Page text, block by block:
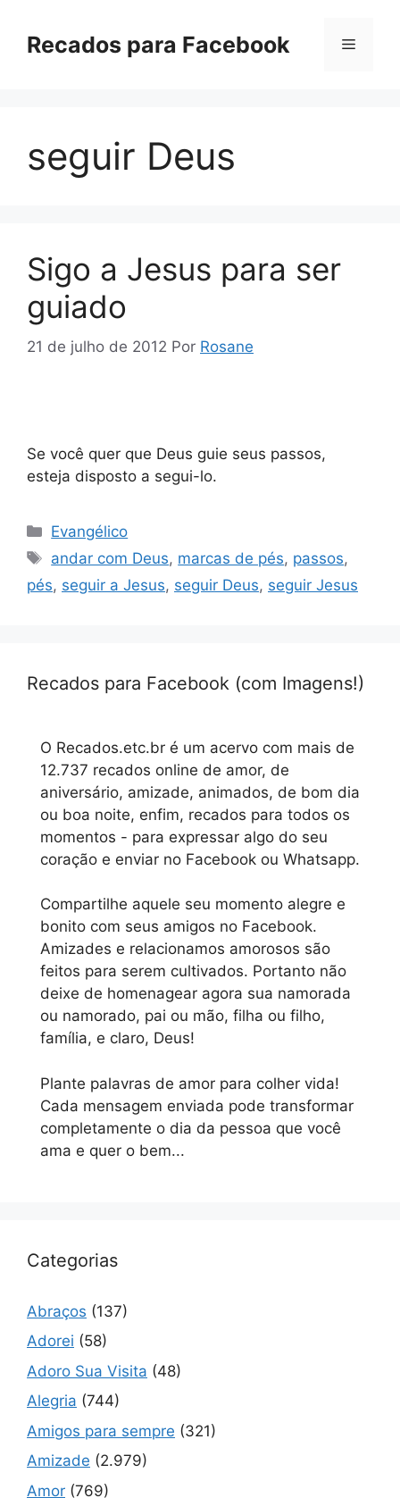
paraRecados para Facebook Menu
seguir Deus
Sigo a Jesus para ser
guiado
21 de julho de 2012 Por Rosane
Se você quer que Deus guie seus passos,
esteja disposto a segui-lo.
Categorias
Evangélico
Tags
andar com Deus, marcas de pés, passos,
pés, seguir a Jesus, seguir Deus, seguir Jesus
Recados para Facebook (com Imagens!)
O Recados.etc.br é um acervo com mais de
12.737 recados online de amor, de
aniversário, amizade, animados, de bom dia
ou boa noite, enfim, recados para todos os
momentos - para expressar algo do seu
coração e enviar no Facebook ou Whatsapp.
Compartilhe aquele seu momento alegre e
bonito com seus amigos no Facebook.
Amizades e relacionamos amorosos são
feitos para serem cultivados. Portanto não
deixe de homenagear agora sua namorada
ou namorado, pai ou mão, filha ou filho,
família, e claro, Deus!
Plante palavras de amor para colher vida!
Cada mensagem enviada pode transformar
completamente o dia da pessoa que você
ama e quer o bem...
Categorias
Abraços (137)
Adorei (58)
Adoro Sua Visita (48)
Alegria (744)
Amigos para sempre (321)
Amizade (2.979)
Amor (769)